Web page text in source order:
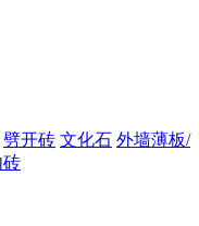
劈开砖 文化石 外墙薄板/
砖